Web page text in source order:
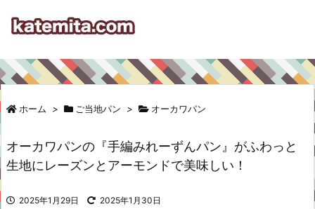
ホーム > ご当地パン > オーカワパン
オーカワパンの『手編みれーずんパン』がふわっと
生地にレーズンとアーモンドで美味しい！
2025年1月29日 2025年1月30日